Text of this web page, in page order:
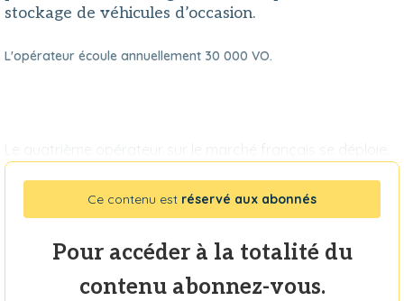
stockage de véhicules d’occasion.
L'opérateur écoule annuellement 30 000 VO.
Le quatrième opérateur sur le marché français se déploie.
Ce contenu est réservé aux abonnés
Pour accéder à la totalité du
contenu abonnez-vous.